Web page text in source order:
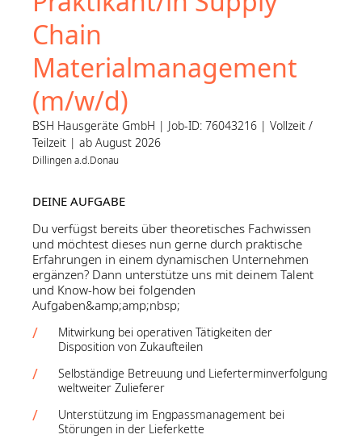
Chain
Materialmanagement
(m/w/d)
BSH Hausgeräte GmbH | Job-ID: 76043216 | Vollzeit /
Teilzeit | ab August 2026
Dillingen a.d.Donau
DEINE AUFGABE
Du verfügst bereits über theoretisches Fachwissen
und möchtest dieses nun gerne durch praktische
Erfahrungen in einem dynamischen Unternehmen
ergänzen? Dann unterstütze uns mit deinem Talent
und Know-how bei folgenden
Aufgaben&amp;amp;nbsp;
Mitwirkung bei operativen Tätigkeiten der
Disposition von Zukaufteilen
Selbständige Betreuung und Lieferterminverfolgung
weltweiter Zulieferer
Unterstützung im Engpassmanagement bei
Störungen in der Lieferkette